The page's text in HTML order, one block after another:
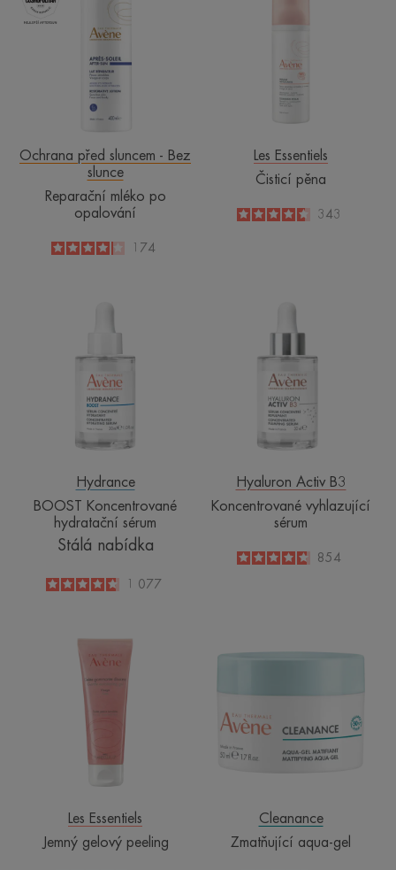
po
opalování
Ochrana před sluncem - Bez
slunce
Reparační mléko po
opalování
4.1
174
Les Essentiels
Čisticí pěna
4.6
/
5
343
sérum
Hydrance
BOOST Koncentrované
hydratační sérum
Stálá nabídka
4.8
1 077
sérum
Hyaluron Activ B3
Koncentrované vyhlazující
sérum
4.7
/
5
854
gelový
peeling
Les Essentiels
Jemný gelový peeling
aqua-
Cleanance
Zmatňující aqua-gel